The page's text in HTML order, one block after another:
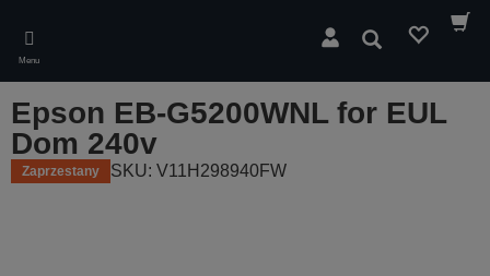
main
content
Menu
Wyszukaj
Epson EB-G5200WNL for EUL
Dom 240v
Zaprzestany SKU: V11H298940FW